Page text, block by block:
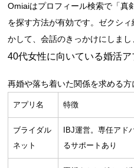
Omiaiはプロフィール検索で「真
を探す方法が有効です。ゼクシ
かして、会話のきっかけにしまし
40代女性に向いている婚活ア
再婚や落ち着いた関係を求める方
アプリ名 特徴
ブライダル
ネット
IBJ運営。専任アド
るサポートあり